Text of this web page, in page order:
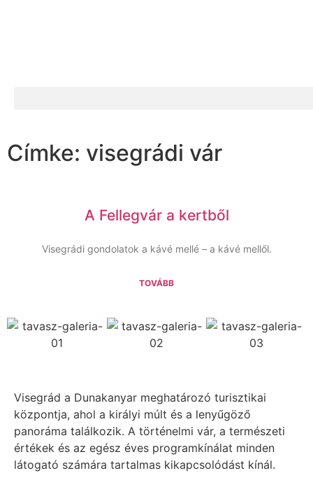
Címke: visegrádi vár
A Fellegvár a kertből
Visegrádi gondolatok a kávé mellé – a kávé mellől.
TOVÁBB
Visegrád a Dunakanyar meghatározó turisztikai
központja, ahol a királyi múlt és a lenyűgöző
panoráma találkozik. A történelmi vár, a természeti
értékek és az egész éves programkínálat minden
látogató számára tartalmas kikapcsolódást kínál.